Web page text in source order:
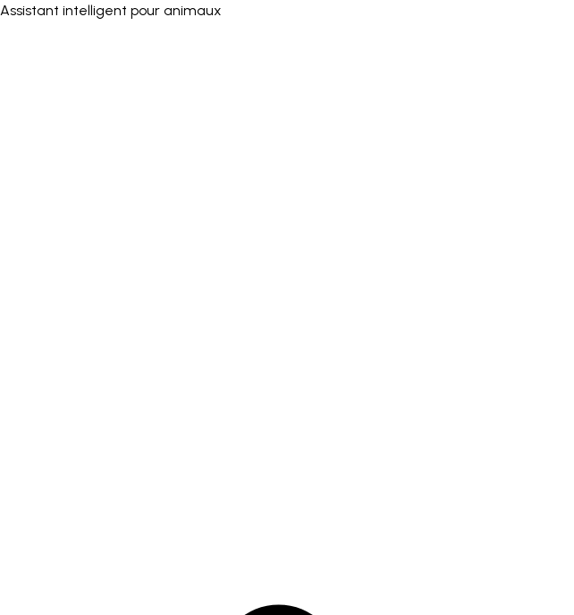
Assistant intelligent pour animaux